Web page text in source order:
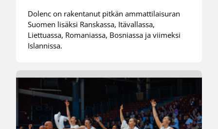
Dolenc on rakentanut pitkän ammattilaisuran
Suomen lisäksi Ranskassa, Itävallassa,
Liettuassa, Romaniassa, Bosniassa ja viimeksi
Islannissa.